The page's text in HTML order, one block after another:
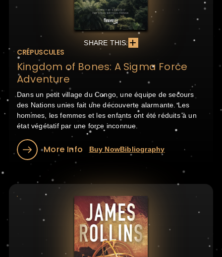
SHARE THIS:
CRÉPUSCULES
Kingdom of Bones: A Sigma Force
Adventure
Dans un petit village du Congo, une équipe de secours
des Nations unies fait une découverte alarmante. Les
hommes, les femmes et les enfants ont été réduits à un
état végétatif par une force inconnue.
More Info Buy NowBibliography